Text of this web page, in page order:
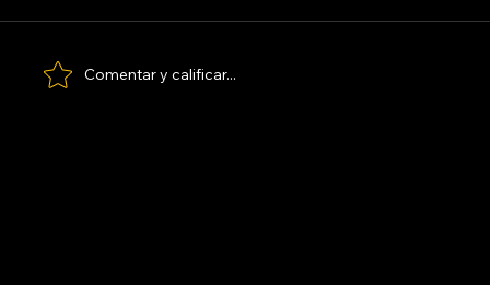
MAFALDA. LA PELÍCULA 1993
Comentar y calificar...